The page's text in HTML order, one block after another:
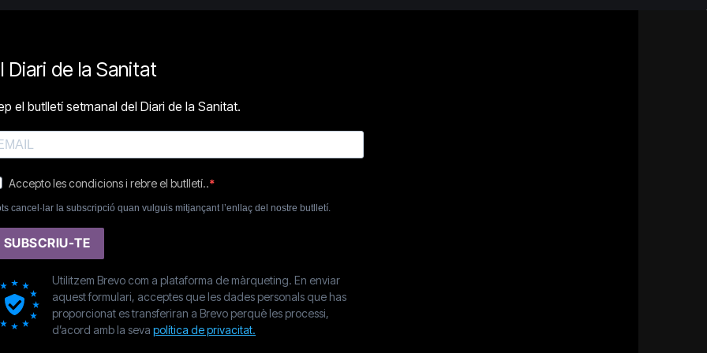
Diari de la Sanitat
el butlletí setmanal del Diari de la Sanitat.
Accepto les condicions i rebre el butlletí..
cancel·lar la subscripció quan vulguis mitjançant l’enllaç del nostre butlletí.
SUBSCRIU-TE
Utilitzem Brevo com a plataforma de màrqueting. En enviar
aquest formulari, acceptes que les dades personals que has
proporcionat es transferiran a Brevo perquè les processi,
d’acord amb la seva política de privacitat.